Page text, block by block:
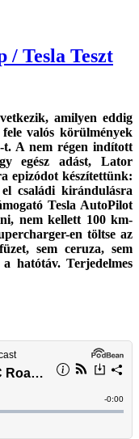
Tesla Teszt
amilyen eddig
valós körülmények
t. A nem régen indított
egész adást, Lator
epizódot készítettünk:
családi kirándulásra
Tesla AutoPilot
nem kellett 100 km-
en töltse az
sem ceruza, sem
hatótáv. Terjedelmes